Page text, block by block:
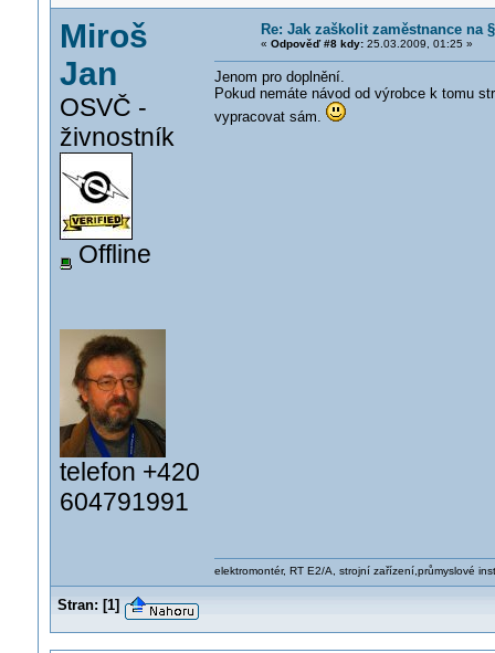
Miroš
Jan
OSVČ -
živnostník
Offline
telefon +420
604791991
Re: Jak zaškolit zaměstnance na
« Odpověď #8 kdy:25.03.2009, 01:25 »
Jenom pro doplnění.
Pokud nemáte návod od výrobce k tomu
vypracovat sám.
elektromontér, RT E2/A, strojní zařízení,průmyslové
Stran: [1]